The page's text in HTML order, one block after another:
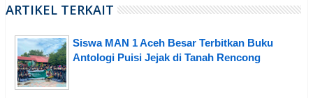
ARTIKEL TERKAIT
Siswa MAN 1 Aceh Besar Terbitkan Buku
Antologi Puisi Jejak di Tanah Rencong